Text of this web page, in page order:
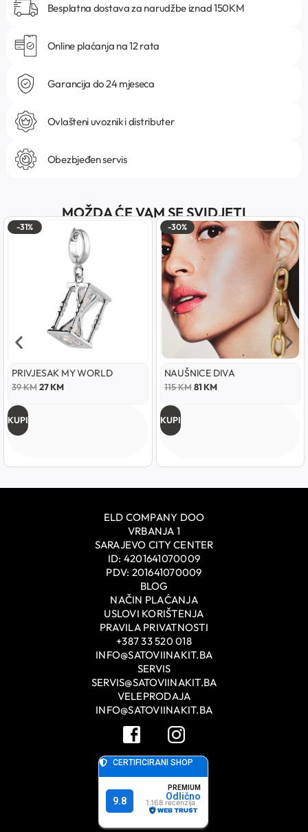
Besplatna dostava za narudžbe iznad 150KM
Online plaćanja na 12 rata
Garancija do 24 mjeseca
Ovlašteni uvoznik i distributer
Obezbjeđen servis
MOŽDA ĆE VAM SE SVIDJETI
-31%
PRIVJESAK MY WORLD
39KM27KM
KUPI
-30%
NAUŠNICE DIVA
115KM 81KM
KUPI
ELD COMPANY DOO
VRBANJA 1
SARAJEVO CITY CENTER
ID: 4201641070009
PDV: 201641070009
BLOG
NAČIN PLAĆANJA
USLOVI KORIŠTENJA
PRAVILA PRIVATNOSTI
+387 33 520 018
INFO@SATOVIINAKIT.BA
SERVIS
SERVIS@SATOVIINAKIT.BA
VELEPRODAJA
INFO@SATOVIINAKIT.BA